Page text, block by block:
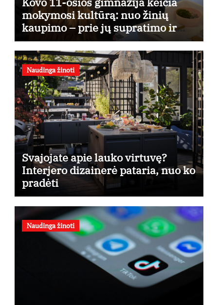
mokymosi kultūrą: nuo žinių
kaupimo – prie jų supratimo ir
taikymo
Naudinga žinoti
Svajojate apie lauko virtuvę?
Interjero dizainerė pataria, nuo ko
pradėti
Naudinga žinoti